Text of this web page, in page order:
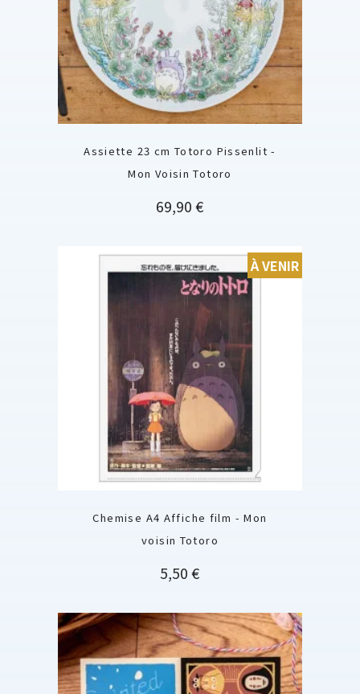
Assiette 23 cm Totoro Pissenlit -
Mon Voisin Totoro
Prix
69,90 €
Chemise A4 Affiche film - Mon
voisin Totoro
Prix
5,50 €
À VENIR